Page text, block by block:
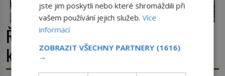
Římské ghetto: Místo, kam papež
kamenem dohodil
jste jim poskytli nebo které shromáždili při
vašem používání jejich služeb.Více
informací
ZOBRAZIT VŠECHNY PARTNERY (1616)
→